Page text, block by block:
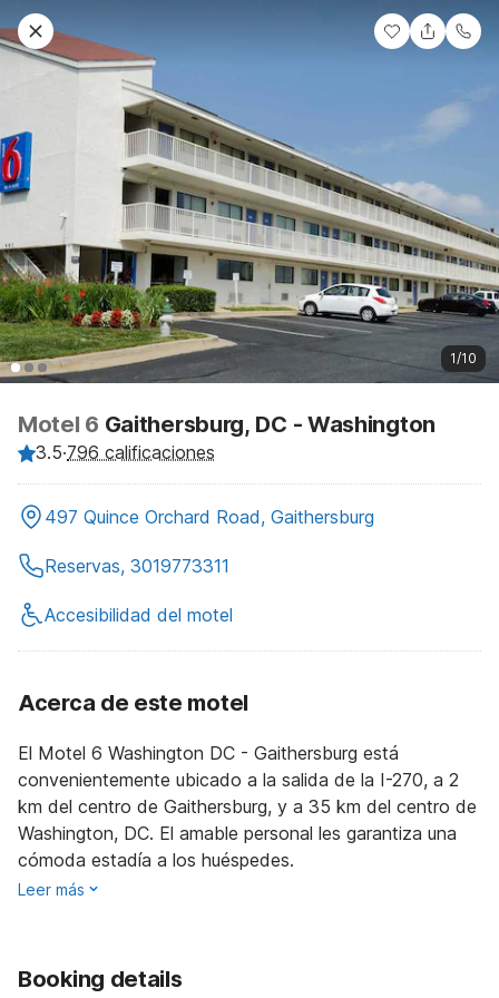
1/10
Motel 6 Gaithersburg, DC - Washington
3.5·796 calificaciones
497 Quince Orchard Road, Gaithersburg
Reservas, 3019773311
Accesibilidad del motel
Acerca de este motel
El Motel 6 Washington DC - Gaithersburg está
convenientemente ubicado a la salida de la I-270, a 2
km del centro de Gaithersburg, y a 35 km del centro de
Washington, DC. El amable personal les garantiza una
cómoda estadía a los huéspedes.
Leer más
Booking details